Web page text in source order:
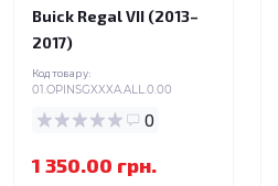
Buick Regal VII (2013–
2017)
Код товару:
01.OPINSGXXXA.ALL.0.00
0
1 350.00 грн.